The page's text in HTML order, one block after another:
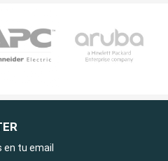
en tu email